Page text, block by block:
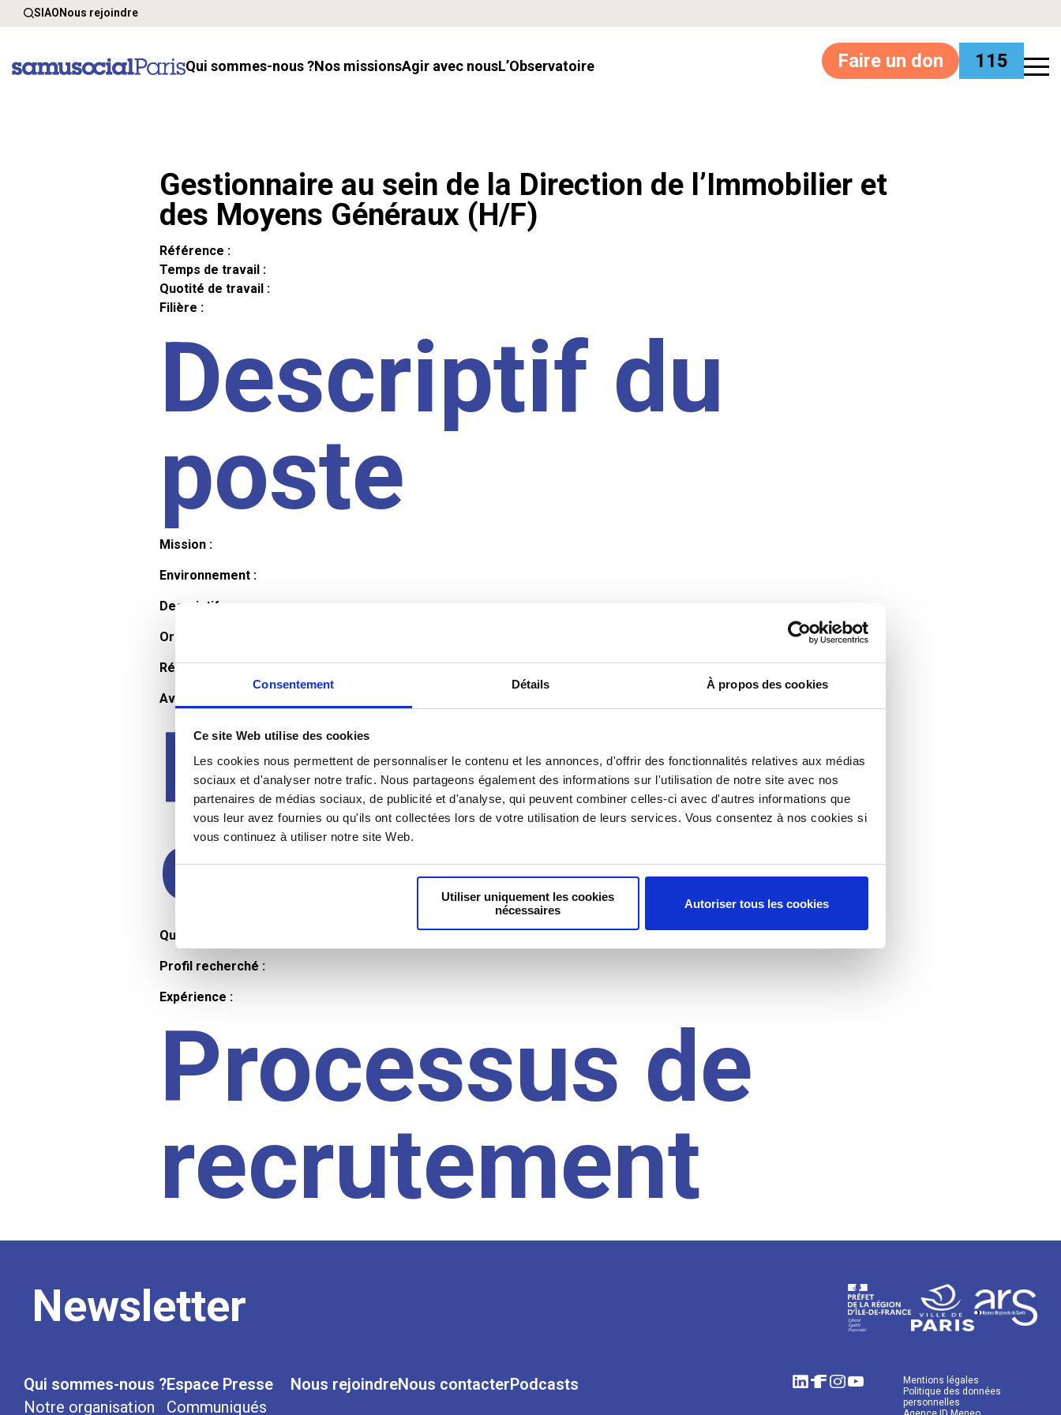
Consentement Détails À propos des cookies
Ce site Web utilise des cookies
Les cookies nous permettent de personnaliser le contenu et les annonces, d'offrir des fonctionnalités relatives aux médias
sociaux et d'analyser notre trafic. Nous partageons également des informations sur l'utilisation de notre site avec nos
partenaires de médias sociaux, de publicité et d'analyse, qui peuvent combiner celles-ci avec d'autres informations que
vous leur avez fournies ou qu'ils ont collectées lors de votre utilisation de leurs services. Vous consentez à nos cookies si
vous continuez à utiliser notre site Web.
Utiliser uniquement les cookies
nécessaires
Autoriser tous les cookies
SIAONous rejoindre
Qui sommes-nous ? Nos missions Agir avec nous l’Observatoire Faire un don 115
Gestionnaire au sein de la Direction de l’Immobilier et
des Moyens Généraux (H/F)
Référence :
Temps de travail :
Quotité de travail :
Filière :
Descriptif du
poste
Mission :
Environnement :
Descriptif :
Organisation et horaires :
Rémunération :
Avantages :
Profil du
candidat
Qualifications et diplômes :
Profil recherché :
Expérience :
Processus de
recrutement
Newsletter
Qui sommes-nous ?
Notre organisation
Espace Presse
Communiqués
Nous rejoindreNous contacterPodcasts
Mentions légales
Politique des données
personnelles